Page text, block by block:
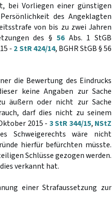
bei Vorliegen einer günstigen
des Angeklagten
von bis zu zwei Jahren
des § 56Abs. 1 StGB
- 2 StR 424/14, BGHR StGB § 56
die Bewertung des Eindrucks
keine Angaben zur Sache
äußern oder nicht zur Sache
darf dies nicht zu seinem
2015 - 3 StR 344/15, NStZ
Schweigerechts wäre nicht
hierfür befürchten müsste.
Schlüsse gezogen werden.
verkannt hat.
einer Strafaussetzung zur